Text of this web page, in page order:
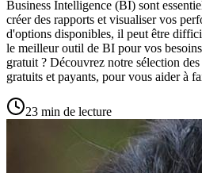
Business Intelligence (BI) sont
créer des rapports et visualiser vos
d'options disponibles, il peut être
le meilleur outil de BI pour vos
gratuit ? Découvrez notre sélection
gratuits et payants, pour vous aider à
23 min de lecture